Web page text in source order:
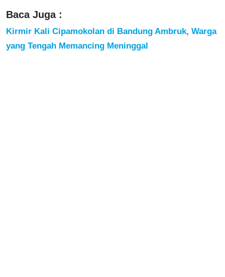
Baca Juga :
Kirmir Kali Cipamokolan di Bandung Ambruk, Warga
yang Tengah Memancing Meninggal